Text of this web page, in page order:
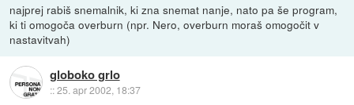
najprej rabiš snemalnik, ki zna snemat nanje, nato pa še program,
ki ti omogoča overburn (npr. Nero, overburn moraš omogočit v
nastavitvah)
globoko grlo
::25. apr 2002, 18:37